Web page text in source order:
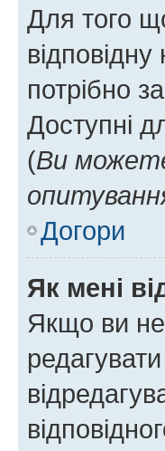
Для того
потрібно
Доступні
(Ви
Догори
Як мені
Якщо ви